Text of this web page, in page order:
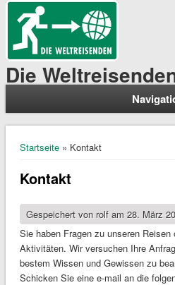
Die
Sie sind hier
Startseite» Kontakt
Kontakt
Gespeichert von rolfam 28. März
Sie haben Fragen zu unseren Reisen
Aktivitäten. Wir versuchen Ihre
bestem Wissen und Gewissen zu
Schicken Sie eine e-mail an die